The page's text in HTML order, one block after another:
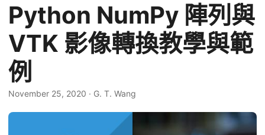
Python NumPy 陣列與
VTK 影像轉換教學與範
例
November 25, 2020 · G. T. Wang